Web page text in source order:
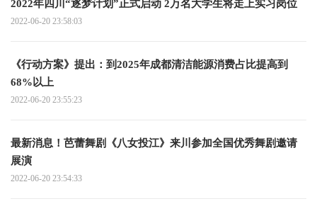
2022年四川“逐梦计划”正式启动 2万名大学生将走上实习岗位
2022-06-20 23:58:03
《行动方案》提出：到2025年成都清洁能源消费占比提高到
68%以上
2022-06-20 23:55:23
最新消息！芭蕾舞剧《八女投江》来川参加全国优秀舞剧邀请
展演
2022-06-20 23:54:33